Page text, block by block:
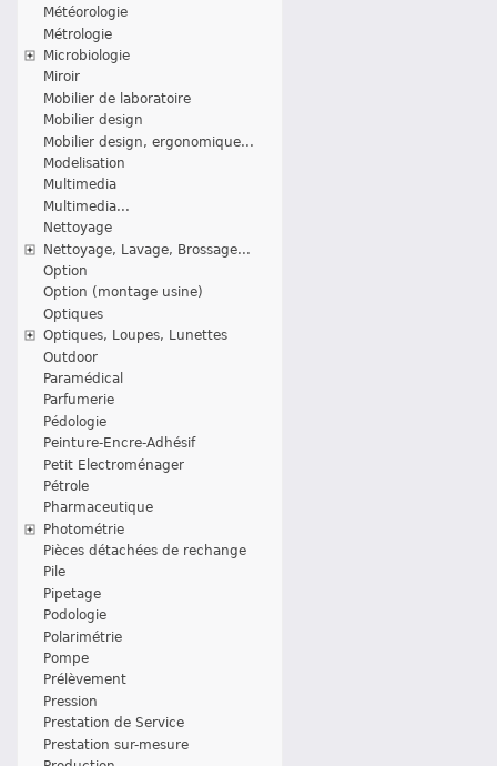
Météorologie
Métrologie
Microbiologie
Miroir
Mobilier de laboratoire
Mobilier design
Mobilier design, ergonomique...
Modelisation
Multimedia
Multimedia...
Nettoyage
Nettoyage, Lavage, Brossage...
Option
Option (montage usine)
Optiques
Optiques, Loupes, Lunettes
Outdoor
Paramédical
Parfumerie
Pédologie
Peinture-Encre-Adhésif
Petit Electroménager
Pétrole
Pharmaceutique
Photométrie
Pièces détachées de rechange
Pile
Pipetage
Podologie
Polarimétrie
Pompe
Prélèvement
Pression
Prestation de Service
Prestation sur-mesure